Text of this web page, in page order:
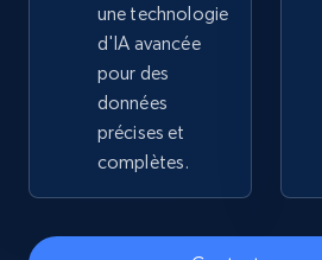
TikTok Shop - discover
URL, Title, Available,
price, Final price, Discount
une technologie
d'IA avancée
pour des
données
précises et
complètes.